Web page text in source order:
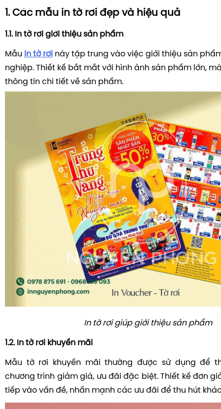
1. Các mẫu in tờ rơi đẹp và hiệu quả
1.1. In tờ rơi giới thiệu sản phẩm
Mẫu in tờ rơi này tập trung vào việc giới thiệu sản
nghiệp. Thiết kế bắt mắt với hình ảnh sản phẩm lớn,
thông tin chi tiết về sản phẩm.
In tờ rơi giúp giới thiệu sản phẩm
1.2. In tờ rơi khuyến mãi
Mẫu tờ rơi khuyến mãi thường được sử dụng để
chương trình giảm giá, ưu đãi đặc biệt. Thiết kế đơn
tiếp vào vấn đề, nhấn mạnh các ưu đãi để thu hút